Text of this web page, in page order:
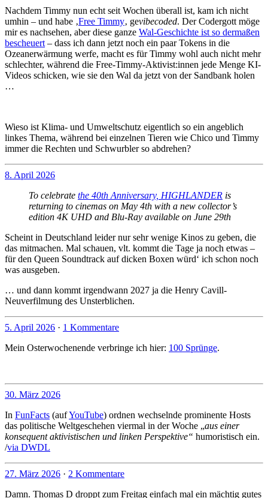
Nachdem Timmy nun echt seit Wochen überall ist, kam ich nicht
umhin – und habe ‚Free Timmy‚ gevibecoded. Der Codergott möge
mir es nachsehen, aber diese ganze Wal-Geschichte ist so dermaßen
bescheuert – dass ich dann jetzt noch ein paar Tokens in die
Ozeanerwärmung werfe, macht es für Timmy wohl auch nicht mehr
schlechter, während die Free-Timmy-Aktivist:innen jede Menge KI-
Videos schicken, wie sie den Wal da jetzt von der Sandbank holen
…
Wieso ist Klima- und Umweltschutz eigentlich so ein angeblich
linkes Thema, während bei einzelnen Tieren wie Chico und Timmy
immer die Rechten und Schwurbler so abdrehen?
8. April 2026
To celebrate the 40th Anniversary, HIGHLANDER is
returning to cinemas on May 4th with a new collector’s
edition 4K UHD and Blu-Ray available on June 29th
Scheint in Deutschland leider nur sehr wenige Kinos zu geben, die
das mitmachen. Mal schauen, vlt. kommt die Tage ja noch etwas –
für den Queen Soundtrack auf dicken Boxen würd‘ ich schon noch
was ausgeben.
… und dann kommt irgendwann 2027 ja die Henry Cavill-
Neuverfilmung des Unsterblichen.
5. April 2026 · 1 Kommentare
Mein Osterwochenende verbringe ich hier: 100 Sprünge.
30. März 2026
In FunFacts (aufYouTube) ordnen wechselnde prominente Hosts
das politische Weltgeschehen viermal in der Woche „aus einer
konsequent aktivistischen und linken Perspektive“ humoristisch ein.
/via DWDL
27. März 2026 · 2 Kommentare
Damn. Thomas D droppt zum Freitag einfach mal ein mächtig gutes